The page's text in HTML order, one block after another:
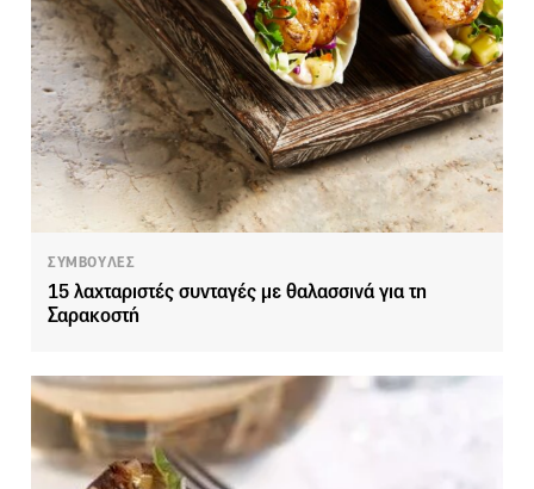
ΣΥΜΒΟΥΛΕΣ
15 λαχταριστές συνταγές με θαλασσινά για τη
Σαρακοστή